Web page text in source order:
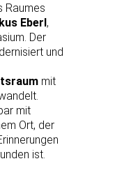
Raumes
Eberl,
Der
und
mit
mit
Ort, der
ist.